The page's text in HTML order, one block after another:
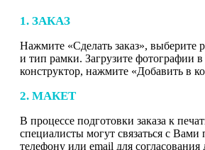
1. ЗАКАЗ
Нажмите «Сделать заказ», выберите
и тип рамки. Загрузите фотографии
конструктор, нажмите «Добавить в
2. МАКЕТ
В процессе подготовки заказа к
специалисты могут связаться с Вами
телефону или email для согласования